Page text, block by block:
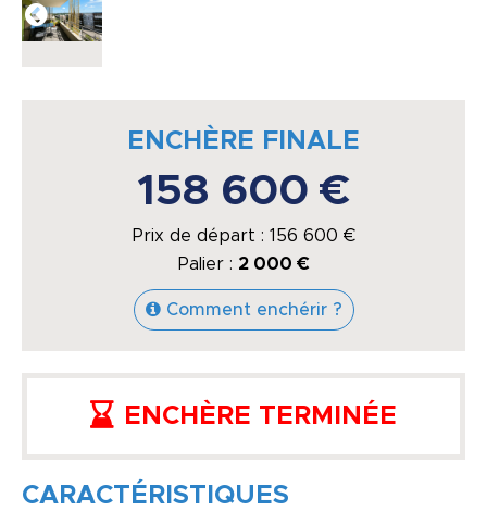
ENCHÈRE FINALE
158 600 €
Prix de départ : 156 600 €
Palier : 2 000 €
Comment enchérir ?
ENCHÈRE TERMINÉE
CARACTÉRISTIQUES